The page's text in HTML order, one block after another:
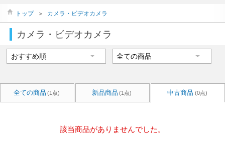
トップ ＞ カメラ・ビデオカメラ
カメラ・ビデオカメラ
全ての商品 (1点) 新品商品 (1点) 中古商品 (0点)
該当商品がありませんでした。